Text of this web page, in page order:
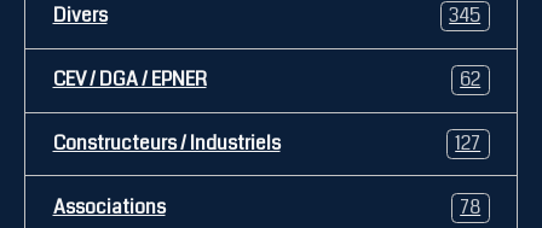
Divers 345
CEV / DGA / EPNER 62
Constructeurs / Industriels 127
Associations 78